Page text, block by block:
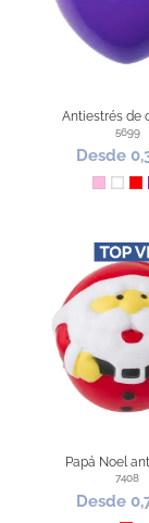
Antiestrés de
5699
Desde
Rosa
Papá Noel
7408
Desde